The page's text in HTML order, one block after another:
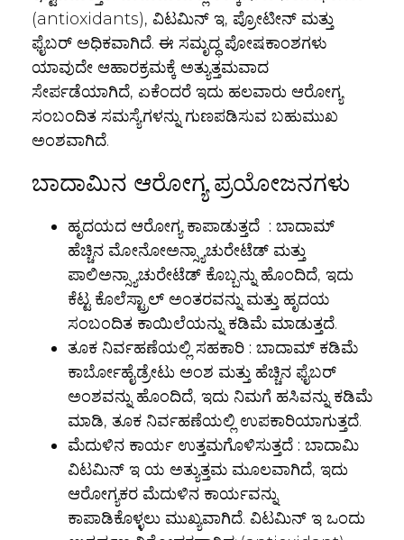
(antioxidants), ವಿಟಮಿನ್ ಇ, ಪ್ರೋಟೀನ್ ಮತ್ತು
ಫೈಬರ್ ಅಧಿಕವಾಗಿದೆ. ಈ ಸಮೃದ್ಧ ಪೋಷಕಾಂಶಗಳು
ಯಾವುದೇ ಆಹಾರಕ್ರಮಕ್ಕೆ ಅತ್ಯುತ್ತಮವಾದ
ಸೇರ್ಪಡೆಯಾಗಿದೆ, ಏಕೆಂದರೆ ಇದು ಹಲವಾರು ಆರೋಗ್ಯ
ಸಂಬಂದಿತ ಸಮಸ್ಯೆಗಳನ್ನು ಗುಣಪಡಿಸುವ ಬಹುಮುಖ
ಅಂಶವಾಗಿದೆ.
ಬಾದಾಮಿನ ಆರೋಗ್ಯ ಪ್ರಯೋಜನಗಳು
ಹೃದಯದ ಆರೋಗ್ಯ ಕಾಪಾಡುತ್ತದೆ : ಬಾದಾಮ್
ಹೆಚ್ಚಿನ ಮೋನೋಅನ್ಸ್ಯಾಚುರೇಟೆಡ್ ಮತ್ತು
ಪಾಲಿಅನ್ಸ್ಯಾಚುರೇಟೆಡ್ ಕೊಬ್ಬನ್ನು ಹೊಂದಿದೆ, ಇದು
ಕೆಟ್ಟ ಕೊಲೆಸ್ಟ್ರಾಲ್ ಅಂತರವನ್ನು ಮತ್ತು ಹೃದಯ
ಸಂಬಂದಿತ ಕಾಯಿಲೆಯನ್ನು ಕಡಿಮೆ ಮಾಡುತ್ತದೆ.
ತೂಕ ನಿರ್ವಹಣೆಯಲ್ಲಿ ಸಹಕಾರಿ : ಬಾದಾಮ್ ಕಡಿಮೆ
ಕಾರ್ಬೋಹೈಡ್ರೇಟು ಅಂಶ ಮತ್ತು ಹೆಚ್ಚಿನ ಫೈಬರ್
ಅಂಶವನ್ನು ಹೊಂದಿದೆ, ಇದು ನಿಮಗೆ ಹಸಿವನ್ನು ಕಡಿಮೆ
ಮಾಡಿ, ತೂಕ ನಿರ್ವಹಣೆಯಲ್ಲಿ ಉಪಕಾರಿಯಾಗುತ್ತದೆ.
ಮೆದುಳಿನ ಕಾರ್ಯ ಉತ್ತಮಗೊಳಿಸುತ್ತದೆ : ಬಾದಾಮಿ
ವಿಟಮಿನ್ ಇ ಯ ಅತ್ಯುತ್ತಮ ಮೂಲವಾಗಿದೆ, ಇದು
ಆರೋಗ್ಯಕರ ಮೆದುಳಿನ ಕಾರ್ಯವನ್ನು
ಕಾಪಾಡಿಕೊಳ್ಳಲು ಮುಖ್ಯವಾಗಿದೆ. ವಿಟಮಿನ್ ಇ ಒಂದು